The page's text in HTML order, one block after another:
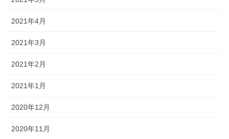
2021年4月
2021年3月
2021年2月
2021年1月
2020年12月
2020年11月